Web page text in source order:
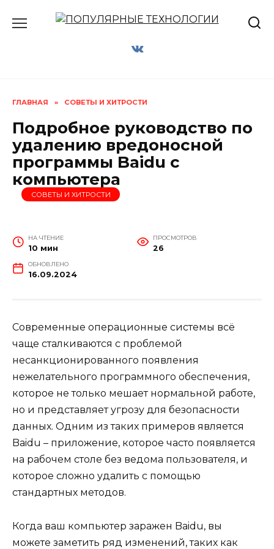
ГЛАВНАЯ » СОВЕТЫ И ХИТРОСТИ
Подробное руководство по
удалению вредоносной
программы Baidu с
компьютера
СОВЕТЫ И ХИТРОСТИ
НА ЧТЕНИЕ
10 мин
ПРОСМОТРОВ
26
ОБНОВЛЕНО
16.09.2024
Современные операционные системы всё
чаще сталкиваются с проблемой
несанкционированного появления
нежелательного программного обеспечения,
которое не только мешает нормальной работе,
но и представляет угрозу для безопасности
данных. Одним из таких примеров является
Baidu – приложение, которое часто появляется
на рабочем столе без ведома пользователя, и
которое сложно удалить с помощью
стандартных методов.
Когда ваш компьютер заражен Baidu, вы
можете заметить ряд изменений, таких как